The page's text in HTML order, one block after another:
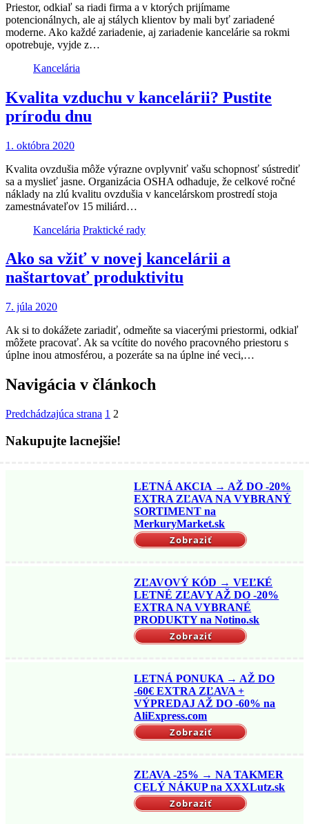
Priestor, odkiaľ sa riadi firma a v ktorých prijímame
potencionálnych, ale aj stálych klientov by mali byť zariadené
moderne. Ako každé zariadenie, aj zariadenie kancelárie sa rokmi
opotrebuje, vyjde z…
Kancelária
Kvalita vzduchu v kancelárii? Pustite
prírodu dnu
1. októbra 2020
Kvalita ovzdušia môže výrazne ovplyvniť vašu schopnosť sústrediť
sa a myslieť jasne. Organizácia OSHA odhaduje, že celkové ročné
náklady na zlú kvalitu ovzdušia v kancelárskom prostredí stoja
zamestnávateľov 15 miliárd…
Kancelária Praktické rady
Ako sa vžiť v novej kancelárii a
naštartovať produktivitu
7. júla 2020
Ak si to dokážete zariadiť, odmeňte sa viacerými priestormi, odkiaľ
môžete pracovať. Ak sa vcítite do nového pracovného priestoru s
úplne inou atmosférou, a pozeráte sa na úplne iné veci,…
Navigácia v článkoch
Predchádzajúca strana 1 2
Nakupujte lacnejšie!
LETNÁ AKCIA → AŽ DO -20%
EXTRA ZĽAVA NA VYBRANÝ
SORTIMENT na
MerkuryMarket.sk
Zobraziť
ZĽAVOVÝ KÓD → VEĽKÉ
LETNÉ ZĽAVY AŽ DO -20%
EXTRA NA VYBRANÉ
PRODUKTY na Notino.sk
Zobraziť
LETNÁ PONUKA → AŽ DO
-60€ EXTRA ZĽAVA +
VÝPREDAJ AŽ DO -60% na
AliExpress.com
Zobraziť
ZĽAVA -25% → NA TAKMER
CELÝ NÁKUP na XXXLutz.sk
Zobraziť